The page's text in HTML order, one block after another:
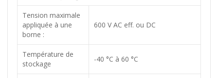
Tension maximale
appliquée à une
borne :
600 V AC eff. ou DC
Température de
stockage
-40 °C à 60 °C